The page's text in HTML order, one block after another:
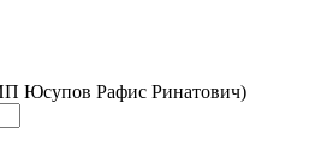
Юсупов Рафис Ринатович)